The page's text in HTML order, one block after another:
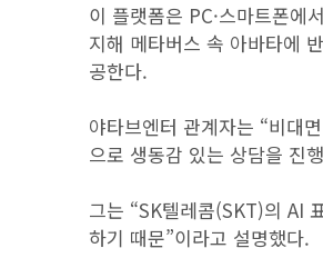
이 플랫폼은 PC·스마트폰에
지해 메타버스 속 아바타에
공한다.
야타브엔터 관계자는 “비대
으로 생동감 있는 상담을 진
그는 “SK텔레콤(SKT)의 AI
하기 때문”이라고 설명했다.